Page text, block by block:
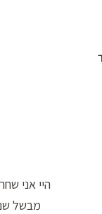
היי אני
מבשל